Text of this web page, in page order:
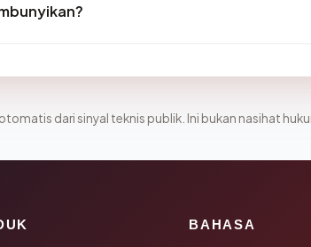
dari sinyal teknis publik. Ini bukan nasihat
BAHASA